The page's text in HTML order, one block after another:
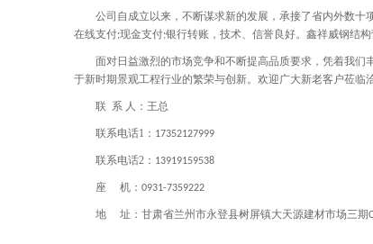
公司自成立以来，不断谋求新的发展，承接了省内外数
在线支付;现金支付;银行转账，技术、信誉良好。鑫祥威钢结
面对日益激烈的市场竞争和不断提高品质要求，凭着我
于新时期景观工程行业的繁荣与创新。欢迎广大新老客户莅临
联 系 人：王总
联系电话1 ： 17352127999
联系电话2 ： 13919159538
座 机： 0931-7359222
地 址：甘肃省兰州市永登县树屏镇大天源建材市场三期C